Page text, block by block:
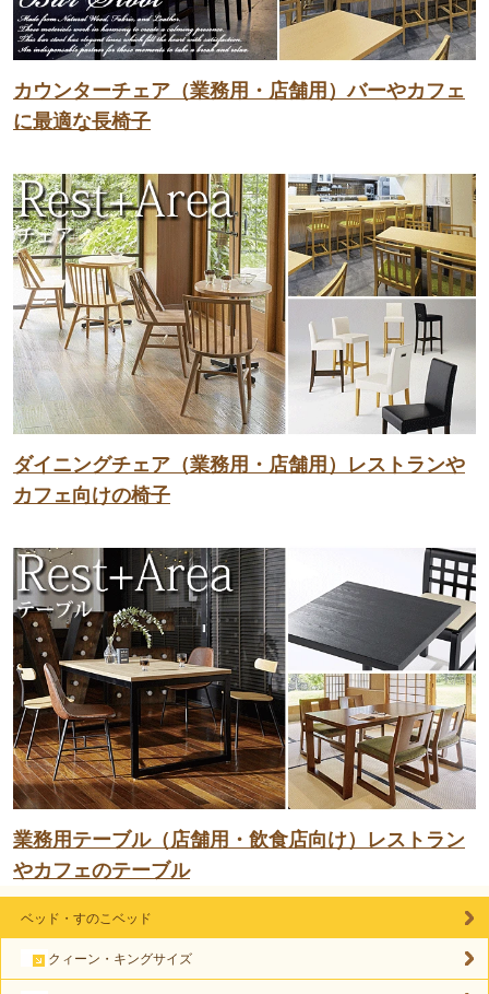
カウンターチェア（業務用・店舗用）バーやカフェ
に最適な長椅子
ダイニングチェア（業務用・店舗用）レストランや
カフェ向けの椅子
業務用テーブル（店舗用・飲食店向け）レストラン
やカフェのテーブル
ベッド・すのこベッド
クィーン・キングサイズ